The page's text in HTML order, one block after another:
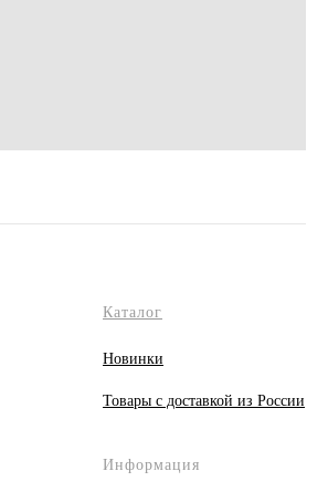
Каталог
Новинки
Товары с доставкой из России
Информация